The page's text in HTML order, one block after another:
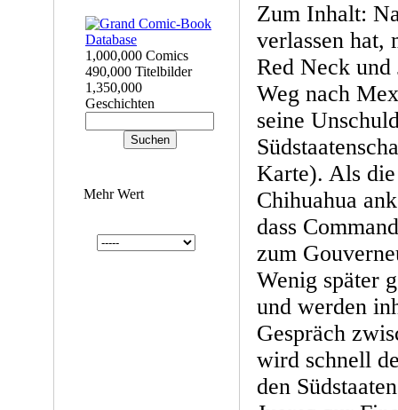
1,000,000 Comics
490,000 Titelbilder
1,350,000
Geschichten
Mehr Wert
Zum Inhalt:
verlassen hat,
Red Neck
Weg nach
seine
Karte). Als
Chihuahua
dass
zum
Wenig später
und werden
Gespräch
wird schnell
den